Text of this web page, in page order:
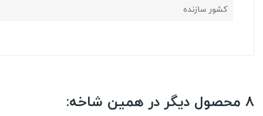
کشور سازنده
8 محصول دیگر در همین شاخه: